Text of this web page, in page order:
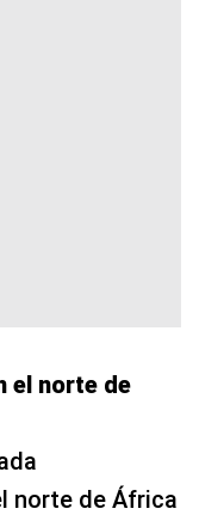
el norte de
norte de África